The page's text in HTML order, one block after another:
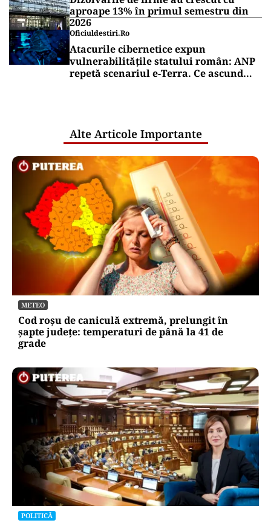
aproape 13% în primul semestru din
2026
Oficiuldestiri.ro
Atacurile cibernetice expun
vulnerabilitățile statului român: ANP
repetă scenariul e‑Terra. Ce ascund
Alte Articole Importante
METEO
Cod roșu de caniculă extremă, prelungit în
șapte județe: temperaturi de până la 41 de
grade
POLITICĂ